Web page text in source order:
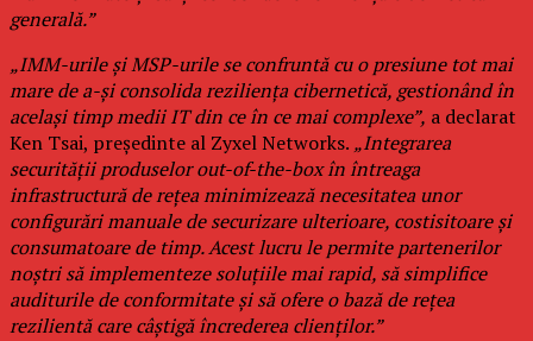
generală.”
„IMM-urile și MSP-urile se confruntă cu o presiune tot mai
mare de a-și consolida reziliența cibernetică, gestionând în
același timp medii IT din ce în ce mai complexe”, a declarat
Ken Tsai, președinte al Zyxel Networks. „Integrarea
securității produselor out-of-the-box în întreaga
infrastructură de rețea minimizează necesitatea unor
configurări manuale de securizare ulterioare, costisitoare și
consumatoare de timp. Acest lucru le permite partenerilor
noștri să implementeze soluțiile mai rapid, să simplifice
auditurile de conformitate și să ofere o bază de rețea
rezilientă care câștigă încrederea clienților.”